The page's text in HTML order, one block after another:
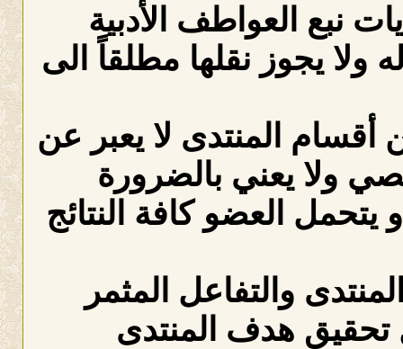
نبع العواطف الأدبية
ولا يجوز نقلها مطلقاً الى
المنتدى لا يعبر عن
ولا يعني بالضرورة
العضو كافة النتائج
والتفاعل المثمر
هدف المنتدى